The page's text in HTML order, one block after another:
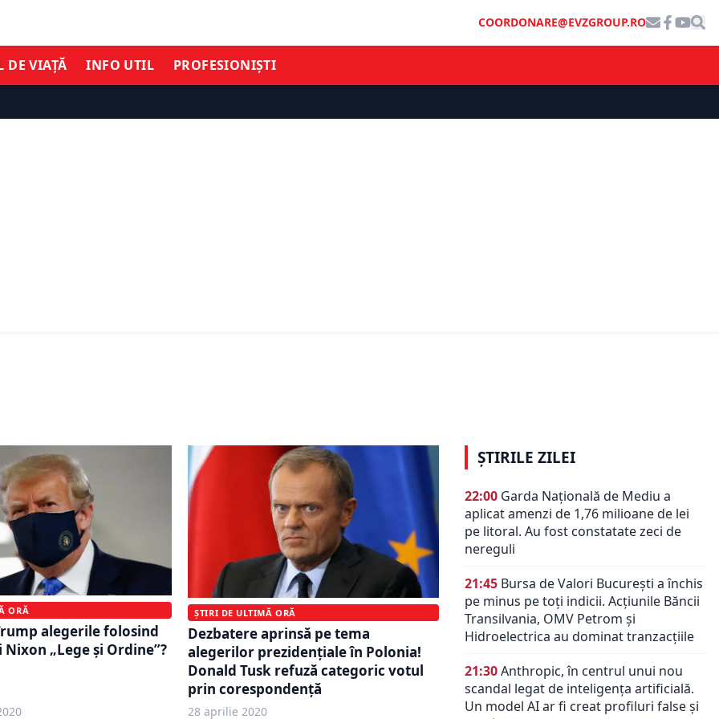
COORDONARE@EVZGROUP.RO
DE VIAȚĂ INFO UTIL PROFESIONIȘTI
Georgescu.
care a manipulat
ORĂ
alegerile folosind
„Lege și Ordine”?
ȘTIRI DE ULTIMĂ ORĂ
Dezbatere aprinsă pe tema
alegerilor prezidențiale în Polonia!
Donald Tusk refuză categoric votul
prin corespondență
28 aprilie 2020
ȘTIRILE ZILEI
22:00 Garda Națională de Mediu a
aplicat amenzi de 1,76 milioane de lei
pe litoral. Au fost constatate zeci de
nereguli
21:45 Bursa de Valori București a închis
pe minus pe toți indicii. Acțiunile Băncii
Transilvania, OMV Petrom și
Hidroelectrica au dominat tranzacțiile
21:30Anthropic, în centrul unui nou
scandal legat de inteligența artificială.
Un model AI ar fi creat profiluri false și